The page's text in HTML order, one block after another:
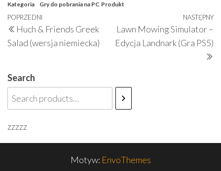
Kategoria Gry do pobrania na PC Produkt
Nawigacja
wpisu
Poprzedni
wpis
POPRZEDNI
Huch & Friends Greek
Salad (wersja niemiecka)
NASTĘPNY
Lawn Mowing Simulator –
Edycja Landnark (Gra PS5)
Search
zzzzz
Motyw: EnvoThemes